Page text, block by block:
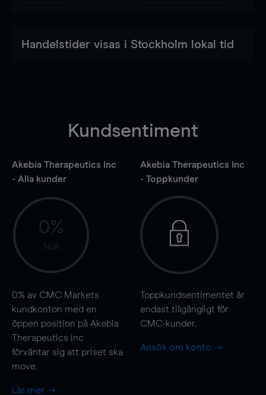
Handelstider visas i Stockholm lokal tid
Kundsentiment
Akebia Therapeutics Inc
- Alla kunder
0%
N/A
0% av CMC Markets
kundkonton med en
öppen position på Akebia
Therapeutics Inc
förväntar sig att priset ska
move.
Lär mer
Akebia Therapeutics Inc
- Toppkunder
Toppkundsentimentet är
endast tillgängligt för
CMC-kunder.
Ansök om konto